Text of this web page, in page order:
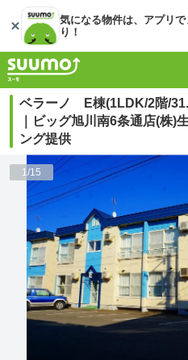
気になる物件は、アプリ
り！
ベラーノ E棟(1LDK/2階/
｜ビッグ旭川南6条通店(株)
ング提供
1/15